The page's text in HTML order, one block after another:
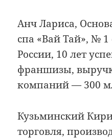
Анч Лариса,
спа «Вай Тай», № 1
России, 10 лет
франшизы,
компаний — 300
Кузьминский
торговля,